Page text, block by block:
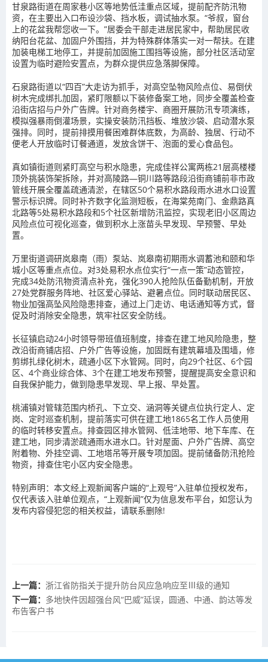
甘泉路街道在周家巷小区等地势低洼重点区域，提前配齐防汛物
资，在主要出入口布设沙袋、挡水板，调试抽水泵。“爷叔，窗台
上的花盆我帮您收一下。”居委会干部走进居民家中，帮助居民收
纳阳台花盆、加固户外围挡，并为特殊群体落实一对一帮扶。在建
加装电梯工地停工，并提前加固施工围挡等设施，部分社区活动室
设置为临时避险安置点，为群众提供应急落脚保障。
石泉路街道以“四百”大走访为抓手，对高空坠物风险点位、易倒伏
树木完成绑扎加固，紧盯限额以下装修备案工地，同步全覆盖检查
沿街店招与户外广告牌。针对商务楼宇、商圈开展防汛专项演练，
模拟强暴雨倒灌场景，实操安装防汛挡板、堆放沙袋、启动潜水泵
强排。同时，提前排摸用餐困难群体底数，为高龄、独居、行动不
便老人开放临时订餐通道，发放含饼干、泡面的爱心食品包。
真如镇街道则紧盯高空与积水隐患，完成佳祥公寓两栋21层高楼楼
顶外挑装饰架拆除，并对高陵路—铜川路等路段沿街商铺前非市政
管线开展全覆盖疏通清淤，在辖区50个易积水路段雨水进水口设置
警示标识牌。同时补齐数字化监测短板，在海棠苑南门、金鼎路真
北路等5处易积水路段和5个社区新增防汛监控，实现老旧小区周边
风险点位可视化巡查，做到积水上涨苗头早发现、早预警、早处
置。
万里街道调研岚皋南（雨）泵站、岚皋南初期雨水调蓄池和颐和华
城小区等重点点位。对3处易积水点位实行“一点一策”动态管控，
完成34处防汛物资清点补充，强化390人抢险队伍备勤机制，开放
27处党群服务阵地、社区爱心驿站、避暑点位。同时联动居民区、
物业加强高坠风险隐患排查，通过上门走访、电话通知等方式，督
促及时消除安全隐患，筑牢社区安全防线。
长征镇启动24小时领导带班值班制度，排查在建工地风险隐患，整
改沿街商铺店招、户外广告等设施，加固既有建筑幕墙及围墙，修
剪绑扎绿化树木，疏通小区下水管网。同时，向29个社区、6个园
区、4个商业综合体、3个在建工地发布预警，提醒提高安全意识和
自我保护能力，做到隐患早发现、早上报、早处置。
桃浦镇对管辖范围内桥孔、下立交、涵洞等关键点位执行定人、定
岗、定时巡查机制，提前落实可供在建工地1865名工作人员使用
的临时转移安置点。排查园区排水管网、低洼地带、地下车库、在
建工地，同步清淤疏通雨水进水口。针对屋面、户外广告牌、高空
附着物、外挂空调、工地塔吊等开展专项加固。提前储备防汛抢险
物资，排查住宅小区内安全隐患。
特别声明：本文经上观新闻客户端的“上观号”入驻单位授权发布，
仅代表该入驻单位观点，“上观新闻”仅为信息发布平台，如您认为
发布内容侵犯您的相关权益，请联系删除!
上一篇： 浙江省防指关于提升防台风应急响应至Ⅲ级的通知
下一篇： 多地快件因超强台风“巴威”延误，圆通、中通、韵达等发
布告客户书